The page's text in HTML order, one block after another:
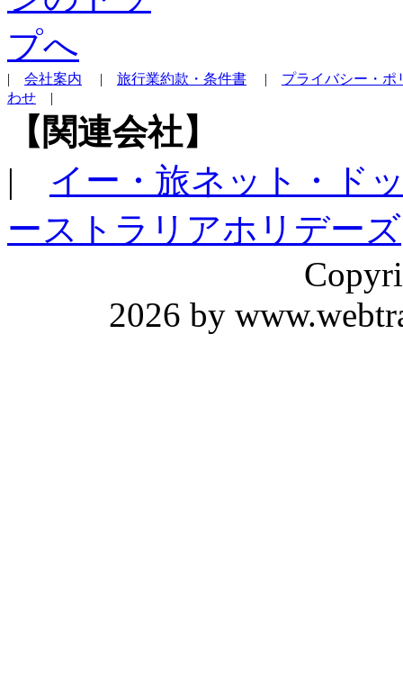
| 会社案内 | 旅行業約款・条件書 | プライバシー・ポ
わせ |
【関連会社】
| イー・旅ネット・ド
ーストラリアホリデーズ
2026 by